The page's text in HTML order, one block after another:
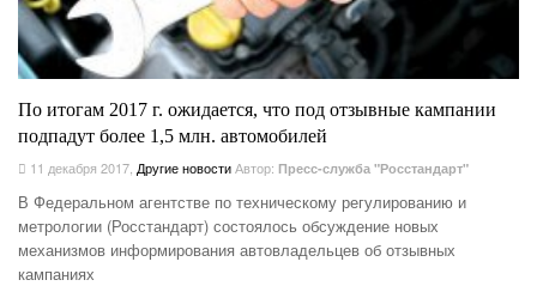
По итогам 2017 г. ожидается, что под отзывные кампании
подпадут более 1,5 млн. автомобилей
11 декабря 2017 Другие новостиАвтор: Пресс-служба "Росстандарт"
В Федеральном агентстве по техническому регулированию и
метрологии (Росстандарт) состоялось обсуждение новых
механизмов информирования автовладельцев об отзывных
кампаниях